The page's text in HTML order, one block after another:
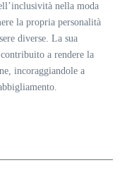
nella moda
la propria personalità
diverse. La sua
a rendere la
incoraggiandole a